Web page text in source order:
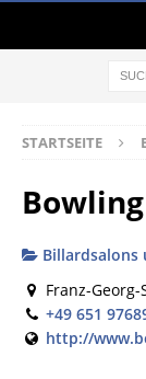
STARTSEITE
Billardsalons
Franz-
+49 651
http://